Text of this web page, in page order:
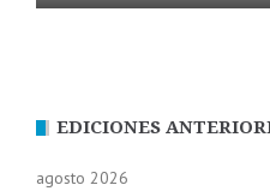
EDICIONES
agosto 2026